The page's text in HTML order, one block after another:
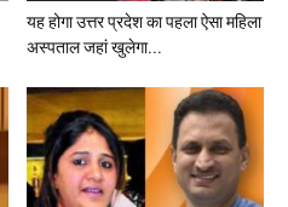
यह होगा उत्तर प्रदेश का पहला ऐसा महिला
अस्पताल जहां खुलेगा...